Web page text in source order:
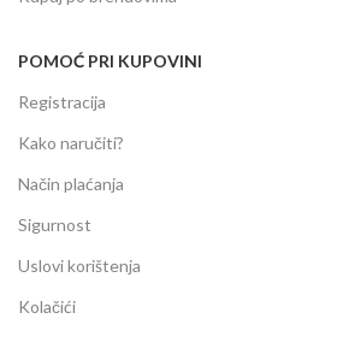
POMOĆ PRI KUPOVINI
Registracija
Kako naručiti?
Način plaćanja
Sigurnost
Uslovi korištenja
Kolačići